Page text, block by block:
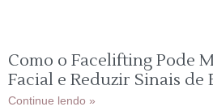
Como o Facelifting Pode
Facial e Reduzir Sinais
Continue lendo »